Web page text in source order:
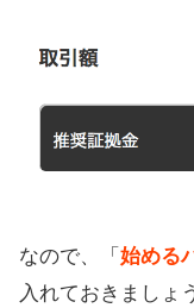
なので、「 始める
入れておきましょ